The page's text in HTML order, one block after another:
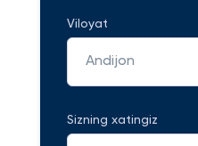
Viloyat
Andijon
Sizning xatingiz